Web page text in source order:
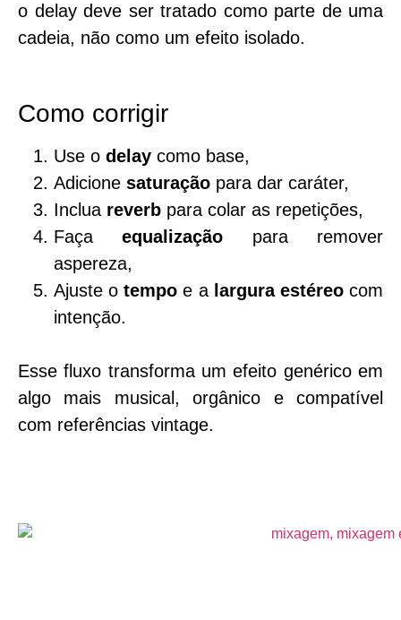
o delay deve ser tratado como parte de uma
cadeia, não como um efeito isolado.
Como corrigir
Use o delay como base,
Adicione saturação para dar caráter,
Inclua reverb para colar as repetições,
Façaequalização para remover
aspereza,
Ajuste otempo e a largura estéreocom
intenção.
Esse fluxo transforma um efeito genérico em
algo mais musical, orgânico e compatível
com referências vintage.